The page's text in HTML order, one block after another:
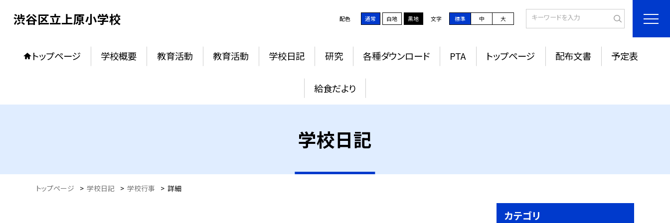
渋谷区立上原小学校 配色 通常 白地 黒地 文字 標準 中 大
トップページ 学校概要 教育活動 教育活動 学校日記 研究 各種ダウンロード PTA トップページ 配布文書 予定表
給食だより
学校日記
トップページ > 学校日記 > 学校行事 > 詳細
カテゴリ